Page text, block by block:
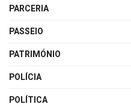
PARCERIA
PASSEIO
PATRIMÓNIO
POLÍCIA
POLÍTICA